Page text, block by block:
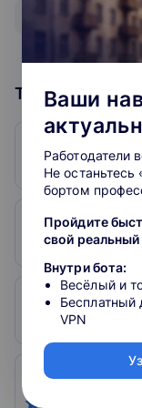
Топ школ 78
1. Skillfactory
5
2. Otus
5
3. SkySmart
4. Skillbox
Ваши
Работодатели
Не
бортом
Пройдите
свой
Внутри бота:
Весёлый и
Бесплатный
VPN